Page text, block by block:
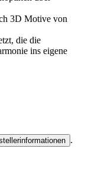
3D Motive von
die die
ins eigene
.